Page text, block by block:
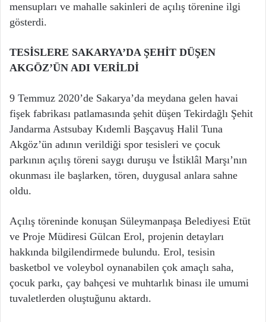
mensupları ve mahalle sakinleri de açılış törenine ilgi
gösterdi.
TESİSLERE SAKARYA’DA ŞEHİT DÜŞEN
AKGÖZ’ÜN ADI VERİLDİ
9 Temmuz 2020’de Sakarya’da meydana gelen havai
fişek fabrikası patlamasında şehit düşen Tekirdağlı Şehit
Jandarma Astsubay Kıdemli Başçavuş Halil Tuna
Akgöz’ün adının verildiği spor tesisleri ve çocuk
parkının açılış töreni saygı duruşu ve İstiklâl Marşı’nın
okunması ile başlarken, tören, duygusal anlara sahne
oldu.
Açılış töreninde konuşan Süleymanpaşa Belediyesi Etüt
ve Proje Müdiresi Gülcan Erol, projenin detayları
hakkında bilgilendirmede bulundu. Erol, tesisin
basketbol ve voleybol oynanabilen çok amaçlı saha,
çocuk parkı, çay bahçesi ve muhtarlık binası ile umumi
tuvaletlerden oluştuğunu aktardı.